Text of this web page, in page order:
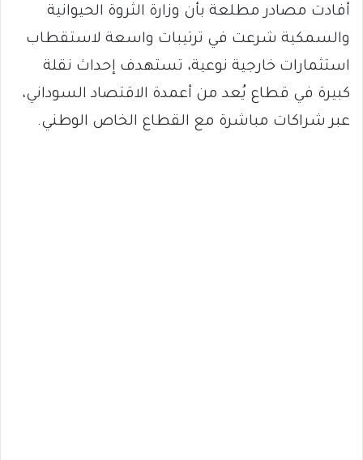
أفادت مصادر مطلعة بأن وزارة الثروة الحيوانية
والسمكية شرعت في ترتيبات واسعة لاستقطاب
استثمارات خارجية نوعية، تستهدف إحداث نقلة
كبيرة في قطاع يُعد من أعمدة الاقتصاد السوداني،
عبر شراكات مباشرة مع القطاع الخاص الوطني.